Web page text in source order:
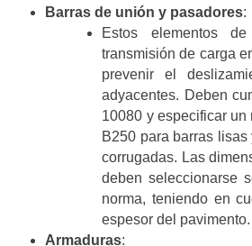
Barras de unión y pasadores:
Estos elementos
transmisión de carga
prevenir el
adyacentes. Deben
10080 y especificar
B250 para barras
corrugadas. Las
deben seleccionarse
norma, teniendo en
espesor del pavimento.
Armaduras: